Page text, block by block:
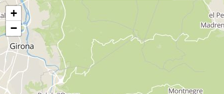
+
−